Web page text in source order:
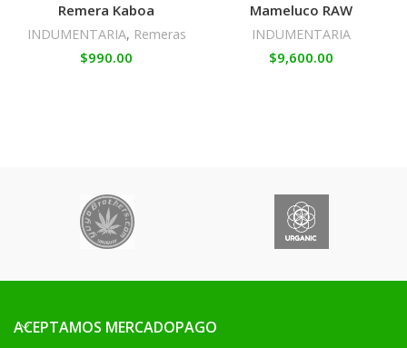
Remera Kaboa
INDUMENTARIA, Remeras
$990.00
Mameluco RAW
INDUMENTARIA
$9,600.00
ACEPTAMOS MERCADOPAGO